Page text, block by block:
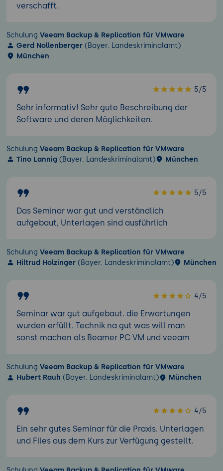
verschafft.
Schulung Veeam Backup & Replication für VMware
Gerd Nollenberger (Bayer. Landeskriminalamt)
München
5/5
Sehr informativ! Sehr gute Beschreibung der
Software und deren Möglichkeiten.
Schulung Veeam Backup & Replication für VMware
Tino Lannig (Bayer. Landeskriminalamt) München
5/5
Das Seminar war gut und verständlich
aufgebaut, Unterlagen sind ausführlich
Schulung Veeam Backup & Replication für VMware
Hiltrud Holzinger (Bayer. Landeskriminalamt) München
4/5
Seminar war gut aufgebaut. die Erwartungen
wurden erfüllt. Technik na gut was will man
sonst machen als Beamer PC VM und veeam
Schulung Veeam Backup & Replication für VMware
Hubert Rauh (Bayer. Landeskriminalamt) München
4/5
Ein sehr gutes Seminar für die Praxis. Unterlagen
und Files aus dem Kurs zur Verfügung gestellt.